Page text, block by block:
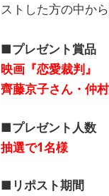
ストした方の中か
■プレゼント賞品
映画『恋愛裁判』
齊藤京子さん・仲
■プレゼント人数
抽選で1名様
■リポスト期間